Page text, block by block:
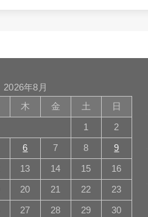
2026年8月
木 金 土 日
1 2
6 7 8 9
13 14 15 16
20 21 22 23
27 28 29 30